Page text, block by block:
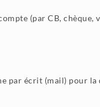
(par CB,
écrit (mail) pour